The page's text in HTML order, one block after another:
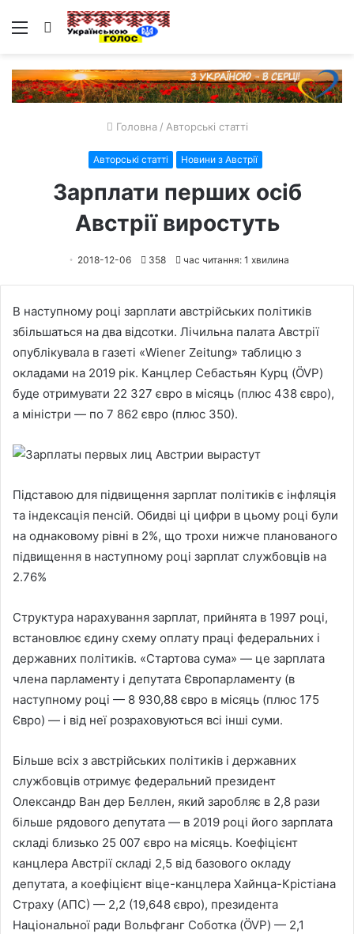
Меню Пошук
Головна / Авторські статті
Авторські статті Новини з Австрії
Зарплати перших осіб
Австрії виростуть
2018-12-06 358 час читання: 1 хвилина
В наступному році зарплати австрійських політиків
збільшаться на два відсотки. Лічильна палата Австрії
опублікувала в газеті «Wiener Zeitung» таблицю з
окладами на 2019 рік. Канцлер Себастьян Курц (ÖVP)
буде отримувати 22 327 євро в місяць (плюс 438 євро),
а міністри — по 7 862 євро (плюс 350).
Підставою для підвищення зарплат політиків є інфляція
та індексація пенсій. Обидві ці цифри в цьому році були
на однаковому рівні в 2%, що трохи нижче планованого
підвищення в наступному році зарплат службовців на
2.76%
Структура нарахування зарплат, прийнята в 1997 році,
встановлює єдину схему оплату праці федеральних і
державних політиків. «Стартова сума» — це зарплата
члена парламенту і депутата Європарламенту (в
наступному році — 8 930,88 євро в місяць (плюс 175
Євро) — і від неї розраховуються всі інші суми.
Більше всіх з австрійських політиків і державних
службовців отримує федеральний президент
Олександр Ван дер Беллен, який заробляє в 2,8 рази
більше рядового депутата — в 2019 році його зарплата
складі близько 25 007 євро на місяць. Коефіцієнт
канцлера Австрії складі 2,5 від базового окладу
депутата, а коефіцієнт віце-канцлера Хайнца-Крістіана
Страху (АПС) — 2,2 (19,648 євро), президента
Національної ради Вольфганг Соботка (ÖVP) — 2,1